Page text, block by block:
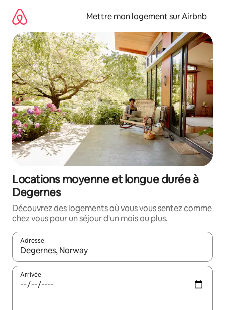
directement
contenu
Mettre mon logement sur Airbnb
Locations moyenne et longue durée à
Degernes
Découvrez des logements où vous vous sentez comme
chez vous pour un séjour d'un mois ou plus.
Adresse
Lorsque les résultats s'affichent, utilisez les flèches vers le
Arrivée